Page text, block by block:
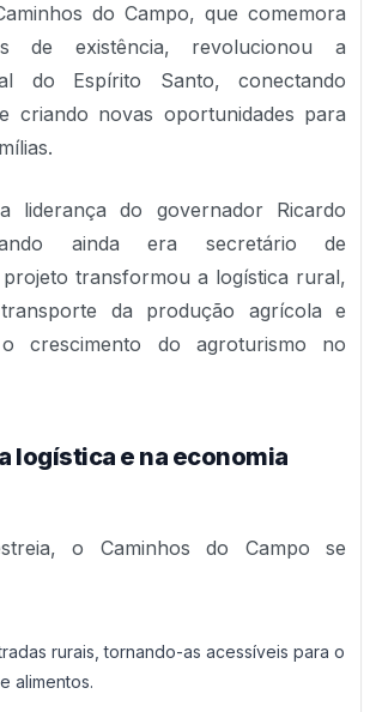
do Campo, que comemora
de existência, revolucionou a
do Espírito Santo, conectando
criando novas oportunidades para
liderança do governador Ricardo
ainda era secretário de
transformou a logística rural,
da produção agrícola e
crescimento do agroturismo no
logística e na economia
o Caminhos do Campo se
rurais, tornando-as acessíveis para o
alimentos.